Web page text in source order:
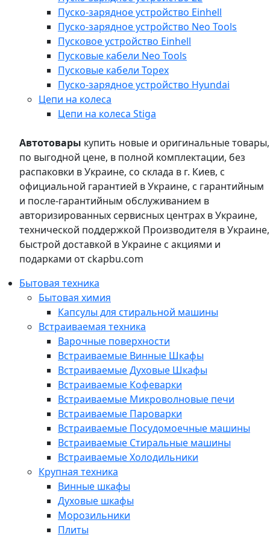
Пуско-зарядное устройство Einhell
Пуско-зарядное устройство Neo Tools
Пусковое устройство Einhell
Пусковые кабели Neo Tools
Пусковые кабели Topex
Пуско-зарядное устройство Hyundai
Цепи на колеса
Цепи на колеса Stiga
Автотовары купить новые и оригинальные товары,
по выгодной цене, в полной комплектации, без
распаковки в Украине, со склада в г. Киев, с
официальной гарантией в Украине, с гарантийным
и после-гарантийным обслуживанием в
авторизированных сервисных центрах в Украине,
технической поддержкой Производителя в Украине,
быстрой доставкой в Украине с акциями и
подарками от ckapbu.com
Бытовая техника
Бытовая химия
Капсулы для стиральной машины
Встраиваемая техника
Варочные поверхности
Встраиваемые Винные Шкафы
Встраиваемые Духовые Шкафы
Встраиваемые Кофеварки
Встраиваемые Микроволновые печи
Встраиваемые Пароварки
Встраиваемые Посудомоечные машины
Встраиваемые Стиральные машины
Встраиваемые Холодильники
Крупная техника
Винные шкафы
Духовые шкафы
Морозильники
Плиты